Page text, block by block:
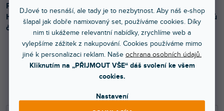
DJové to nesnáší, ale tady je to nezbytnost. Aby náš e-shop
šlapal jak dobře namixovaný set, používáme cookies. Díky
nim ti ukážeme relevantní nabídky, zrychlíme web a
vylepšíme zážitek z nakupování. Cookies používáme mimo
jiné k personalizaci reklam. Naše ochrana osobních údajů.
Kliknutím na „PŘIJMOUT VŠE“ dáš svolení ke všem
cookies.
Nastavení
344 Kč
Pohodlná designová sluchátka s pohádkovým motivem
Harryho Pottera určená pro poslech hudby, sledování filmů
či hraní her. 3,5 mm jack konektor, 1,2 m audio kabel.